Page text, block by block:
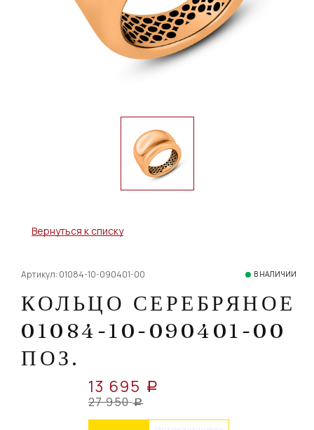
Вернуться к списку
Артикул: 01084-10-090401-00 В НАЛИЧИИ
КОЛЬЦО СЕРЕБРЯНОЕ
01084-10-090401-00
ПОЗ.
13 695 a
27 950 a